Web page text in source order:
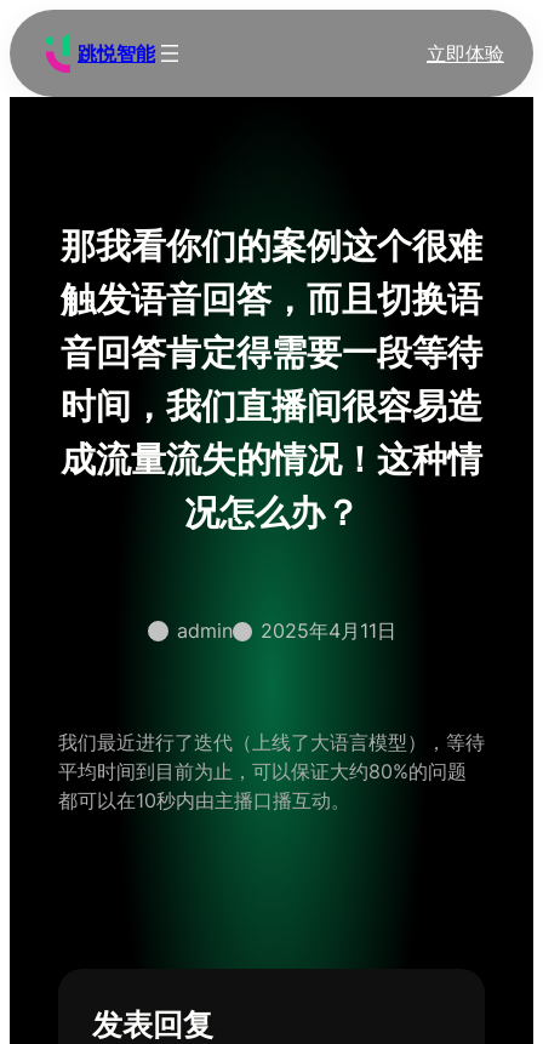
跳
至
内
跳悦智能 立即体验
那我看你们的案例这个很难
触发语音回答，而且切换语
音回答肯定得需要一段等待
时间，我们直播间很容易造
成流量流失的情况！这种情
况怎么办？
admin 2025年4月11日
我们最近进行了迭代（上线了大语言模型），等待
平均时间到目前为止，可以保证大约80%的问题
都可以在10秒内由主播口播互动。
发表回复